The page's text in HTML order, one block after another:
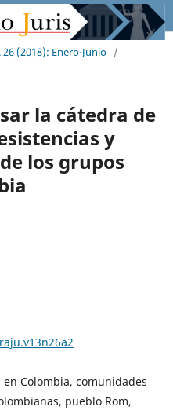
(2018): Enero-Junio /
la cátedra de
y
los grupos
en Colombia, comunidades
pueblo Rom,